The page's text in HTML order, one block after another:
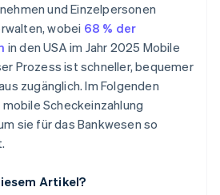
und Einzelpersonen
wobei 68 % der
in den USA im Jahr 2025 Mobile
Prozess ist schneller, bequemer
zugänglich. Im Folgenden
Scheckeinzahlung
sie für das Bankwesen so
Artikel?